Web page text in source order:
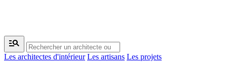
manage_search
Les architectes d'intérieur Les artisans Les projets